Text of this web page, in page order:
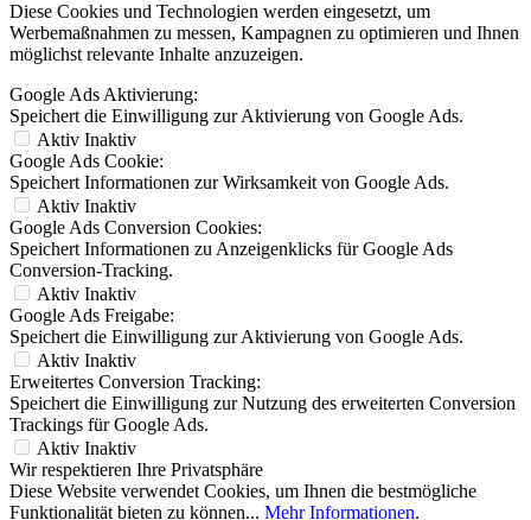
Diese Cookies und Technologien werden eingesetzt, um
Werbemaßnahmen zu messen, Kampagnen zu optimieren und Ihnen
möglichst relevante Inhalte anzuzeigen.
Google Ads Aktivierung:
Speichert die Einwilligung zur Aktivierung von Google Ads.
Aktiv Inaktiv
Google Ads Cookie:
Speichert Informationen zur Wirksamkeit von Google Ads.
Aktiv Inaktiv
Google Ads Conversion Cookies:
Speichert Informationen zu Anzeigenklicks für Google Ads
Conversion-Tracking.
Aktiv Inaktiv
Google Ads Freigabe:
Speichert die Einwilligung zur Aktivierung von Google Ads.
Aktiv Inaktiv
Erweitertes Conversion Tracking:
Speichert die Einwilligung zur Nutzung des erweiterten Conversion
Trackings für Google Ads.
Aktiv Inaktiv
Wir respektieren Ihre Privatsphäre
Diese Website verwendet Cookies, um Ihnen die bestmögliche
Funktionalität bieten zu können... Mehr Informationen.